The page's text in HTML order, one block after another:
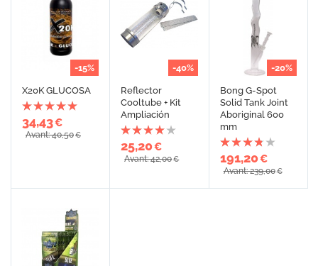
-15%
X20K GLUCOSA
34,43€
Avant: 40,50€
-40%
Reflector
Cooltube + Kit
Ampliación
25,20€
Avant: 42,00€
-20%
Bong G-Spot
Solid Tank Joint
Aboriginal 600
mm
191,20€
Avant: 239,00€